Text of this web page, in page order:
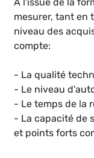
mesurer, tant en
niveau des
compte:
- La qualité
- Le niveau
- Le temps de la
- La capacité de
et points forts